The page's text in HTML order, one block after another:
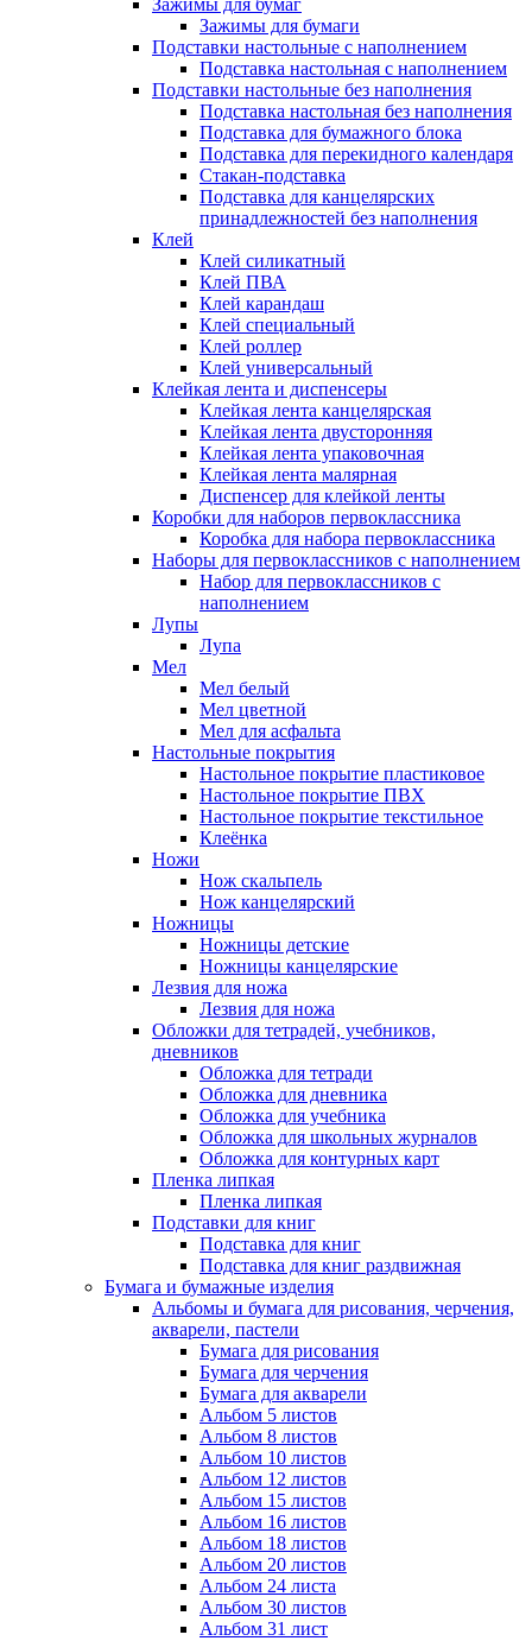
Зажимы для бумаг
Зажимы для бумаги
Подставки настольные с наполнением
Подставка настольная с наполнением
Подставки настольные без наполнения
Подставка настольная без наполнения
Подставка для бумажного блока
Подставка для перекидного календаря
Стакан-подставка
Подставка для канцелярских
принадлежностей без наполнения
Клей
Клей силикатный
Клей ПВА
Клей карандаш
Клей специальный
Клей роллер
Клей универсальный
Клейкая лента и диспенсеры
Клейкая лента канцелярская
Клейкая лента двусторонняя
Клейкая лента упаковочная
Клейкая лента малярная
Диспенсер для клейкой ленты
Коробки для наборов первоклассника
Коробка для набора первоклассника
Наборы для первоклассников с наполнением
Набор для первоклассников с
наполнением
Лупы
Лупа
Мел
Мел белый
Мел цветной
Мел для асфальта
Настольные покрытия
Настольное покрытие пластиковое
Настольное покрытие ПВХ
Настольное покрытие текстильное
Клеёнка
Ножи
Нож скальпель
Нож канцелярский
Ножницы
Ножницы детские
Ножницы канцелярские
Лезвия для ножа
Лезвия для ножа
Обложки для тетрадей, учебников,
дневников
Обложка для тетради
Обложка для дневника
Обложка для учебника
Обложка для школьных журналов
Обложка для контурных карт
Пленка липкая
Пленка липкая
Подставки для книг
Подставка для книг
Подставка для книг раздвижная
Бумага и бумажные изделия
Альбомы и бумага для рисования, черчения,
акварели, пастели
Бумага для рисования
Бумага для черчения
Бумага для акварели
Альбом 5 листов
Альбом 8 листов
Альбом 10 листов
Альбом 12 листов
Альбом 15 листов
Альбом 16 листов
Альбом 18 листов
Альбом 20 листов
Альбом 24 листа
Альбом 30 листов
Альбом 31 лист